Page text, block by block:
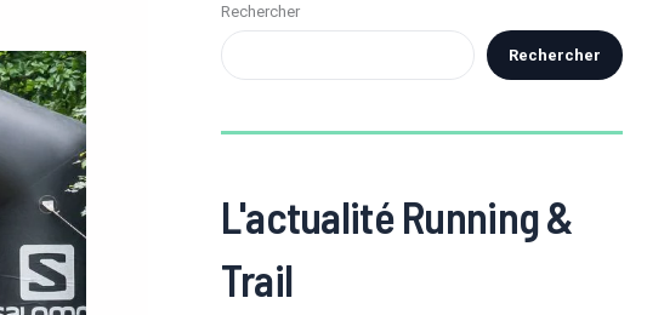
Rechercher
Rechercher
L'actualité Running &
Trail